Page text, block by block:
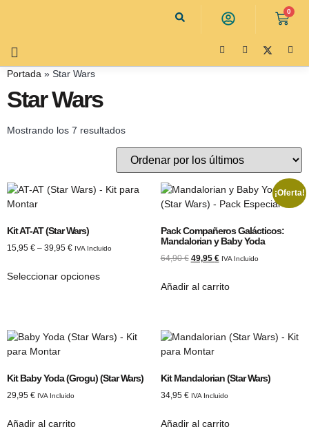
0
Portada » Star Wars
Star Wars
Mostrando los 7 resultados
Kit AT-AT (Star Wars)
15,95 € – 39,95 € IVA Incluido
Seleccionar opciones
¡Oferta!
Pack Compañeros Galácticos:
Mandalorian y Baby Yoda
64,90€ 49,95 € IVA Incluido
Añadir al carrito
Kit Baby Yoda (Grogu) (Star Wars)
29,95 € IVA Incluido
Añadir al carrito
Kit Mandalorian (Star Wars)
34,95 € IVA Incluido
Añadir al carrito